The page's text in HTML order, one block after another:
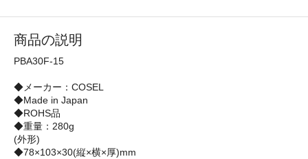
商品の説明
PBA30F-15
◆メーカー：COSEL
◆Made in Japan
◆ROHS品
◆重量：280g
(外形)
◆78×103×30(縦×横×厚)mm